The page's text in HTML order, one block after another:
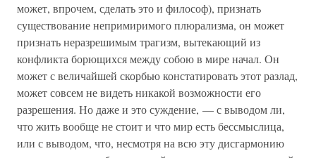
может, впрочем, сделать это и философ), признать
существование непримиримого плюрализма, он может
признать неразрешимым трагизм, вытекающий из
конфликта борющихся между собою в мире начал. Он
может с величайшей скорбью констатировать этот разлад,
может совсем не видеть никакой возможности его
разрешения. Но даже и это суждение, — с выводом ли,
что жить вообще не стоит и что мир есть бессмыслица,
или с выводом, что, несмотря на всю эту дисгармонию